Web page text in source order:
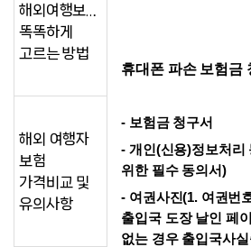
휴대폰 파손 보험금
- 보험금 청구서
- 개인(신용)정보처리
위한 필수 동의서)
- 여권사진(1. 여권번
출입국 도장 날인 페
없는 경우 출입국사
해외여행보험,
똑똑하게
고르는 방법
해외 여행자
보험
가격비교 및
유의사항